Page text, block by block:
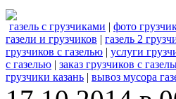
газель с грузчиками | фото
газели и грузчиков | газель 2
грузчиков с газелью | услуги
с газелью | заказ грузчиков с
грузчики казань | вывоз мусора